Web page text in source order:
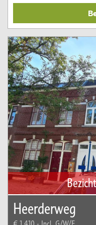
Heerderweg